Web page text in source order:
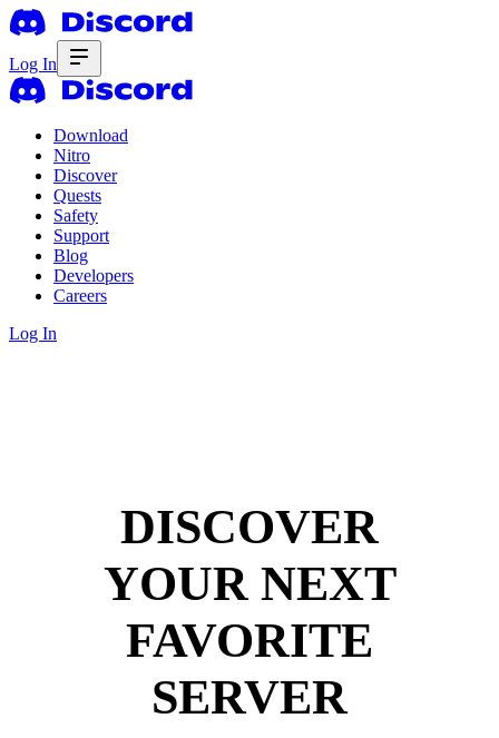
Log In
Download
Nitro
Discover
Quests
Safety
Support
Blog
Developers
Careers
Log In
DISCOVER
YOUR NEXT
FAVORITE
SERVER